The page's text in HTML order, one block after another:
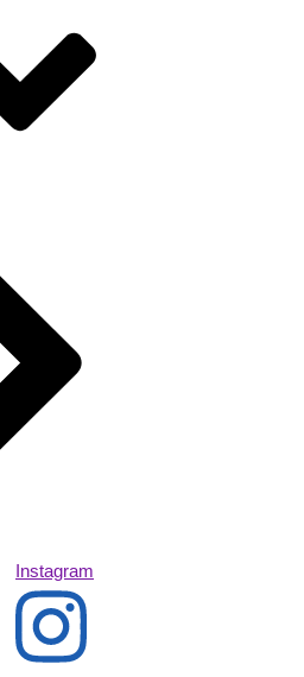
Instagram